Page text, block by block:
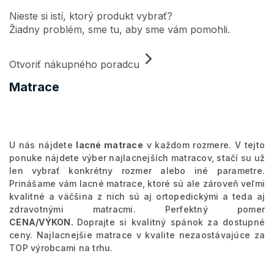
Matrace
Nieste si istí, ktorý produkt vybrať?
Žiadny problém, sme tu, aby sme vám pomohli.
Otvoriť nákupného poradcu
U nás nájdete lacné matrace v každom rozmere. V tejto
ponuke nájdete výber najlacnejších matracov, stačí su už
len vybrať konkrétny rozmer alebo iné parametre.
Prinášame vám lacné matrace, ktoré sú ale zároveň veľmi
kvalitné a väčšina z nich sú aj ortopedickými a teda aj
zdravotnými matracmi. Perfektný pomer
CENA/VÝKON. Doprajte si kvalitný spánok za dostupné
ceny. Najlacnejšie matrace v kvalite nezaostávajúce za
TOP výrobcami na trhu.